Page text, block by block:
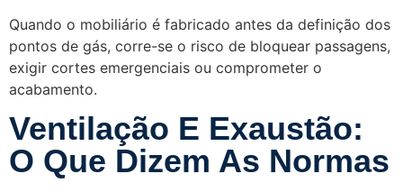
Quando o mobiliário é fabricado antes da definição dos
pontos de gás, corre-se o risco de bloquear passagens,
exigir cortes emergenciais ou comprometer o
acabamento.
Ventilação E Exaustão:
O Que Dizem As Normas